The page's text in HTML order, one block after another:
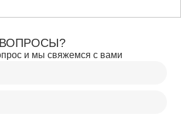
и мы свяжемся с вами